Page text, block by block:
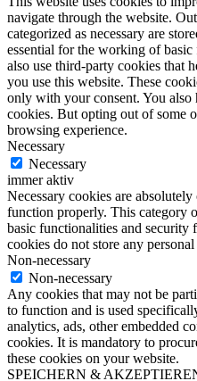
navigate through the website.
categorized as necessary are
essential for the working of
also use third-party cookies that
you use this website. These
only with your consent. You also
cookies. But opting out of some
browsing experience.
Necessary
Necessary
immer aktiv
Necessary cookies are
function properly. This category
basic functionalities and security
cookies do not store any
Non-necessary
Non-necessary
Any cookies that may not be
to function and is used
analytics, ads, other embedded
cookies. It is mandatory to
these cookies on your website.
SPEICHERN &